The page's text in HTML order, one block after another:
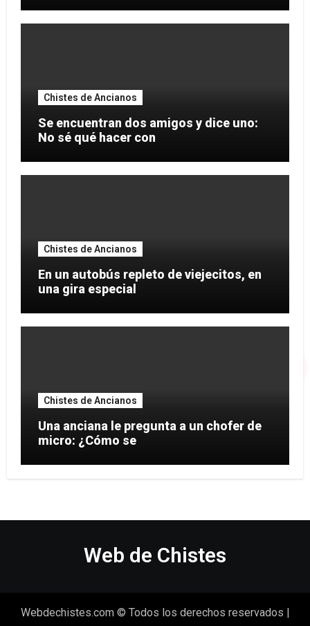
Chistes de Ancianos
Se encuentran dos amigos y dice uno:
No sé qué hacer con
Chistes de Ancianos
En un autobús repleto de viejecitos, en
una gira especial
Chistes de Ancianos
Una anciana le pregunta a un chofer de
micro: ¿Cómo se
Web de Chistes
Webdechistes.com © Todos los derechos reservados